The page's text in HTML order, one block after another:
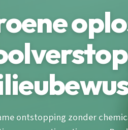
ontstopping zonder